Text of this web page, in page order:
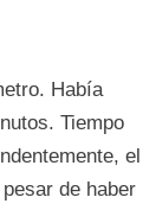
Había
Tiempo
el
de haber